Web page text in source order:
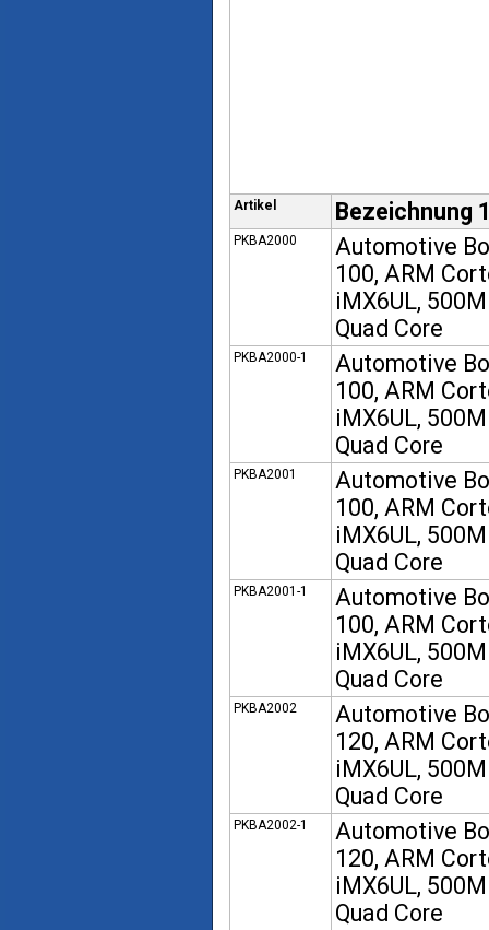
Artikel Bezeichnung
PKBA2000
Automotive
100, ARM
iMX6UL,
Quad Core
PKBA2000-1
Automotive
100, ARM
iMX6UL,
Quad Core
PKBA2001
Automotive
100, ARM
iMX6UL,
Quad Core
PKBA2001-1
Automotive
100, ARM
iMX6UL,
Quad Core
PKBA2002
Automotive
120, ARM
iMX6UL,
Quad Core
PKBA2002-1
Automotive
120, ARM
iMX6UL,
Quad Core